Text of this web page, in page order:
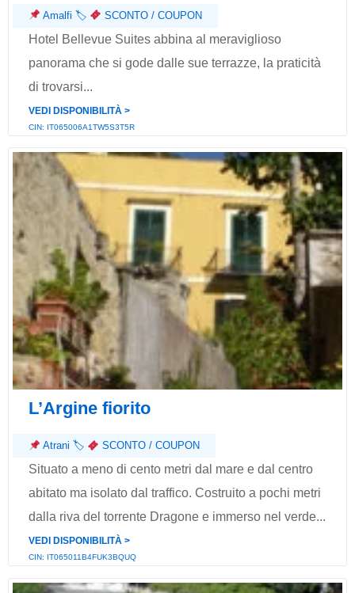
Amalfi 🏷 SCONTO / COUPON
Hotel Bellevue Suites abbina al meraviglioso
panorama che si gode dalle sue terrazze, la praticità
di trovarsi...
VEDI DISPONIBILITÀ ˃
CIN: IT065006A1TW5S3T5R
L’Argine fiorito
Atrani 🏷 SCONTO / COUPON
Situato a meno di cento metri dal mare e dal centro
abitato ma isolato dal traffico. Costruito a pochi metri
dalla riva del torrente Dragone e immerso nel verde...
VEDI DISPONIBILITÀ ˃
CIN: IT065011B4FUK3BQUQ